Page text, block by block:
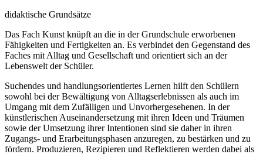
didaktische Grundsätze
Das Fach Kunst knüpft an die in der Grundschule erworbenen
Fähigkeiten und Fertigkeiten an. Es verbindet den Gegenstand des
Faches mit Alltag und Gesellschaft und orientiert sich an der
Lebenswelt der Schüler.
Suchendes und handlungsorientiertes Lernen hilft den Schülern
sowohl bei der Bewältigung von Alltagserlebnissen als auch im
Umgang mit dem Zufälligen und Unvorhergesehenen. In der
künstlerischen Auseinandersetzung mit ihren Ideen und Träumen
sowie der Umsetzung ihrer Intentionen sind sie daher in ihren
Zugangs- und Erarbeitungsphasen anzuregen, zu bestärken und zu
fördern. Produzieren, Rezipieren und Reflektieren werden dabei als